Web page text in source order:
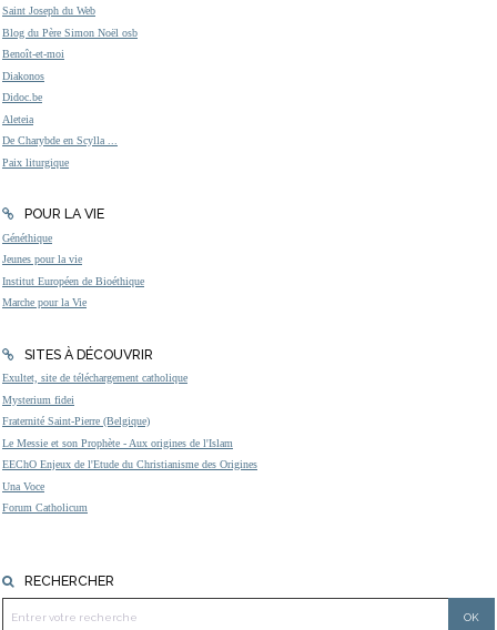
Saint Joseph du Web
Blog du Père Simon Noël osb
Benoît-et-moi
Diakonos
Didoc.be
Aleteia
De Charybde en Scylla ...
Paix liturgique
POUR LA VIE
Généthique
Jeunes pour la vie
Institut Européen de Bioéthique
Marche pour la Vie
SITES À DÉCOUVRIR
Exultet, site de téléchargement catholique
Mysterium fidei
Fraternité Saint-Pierre (Belgique)
Le Messie et son Prophète - Aux origines de l'Islam
EEChO Enjeux de l'Etude du Christianisme des Origines
Una Voce
Forum Catholicum
RECHERCHER